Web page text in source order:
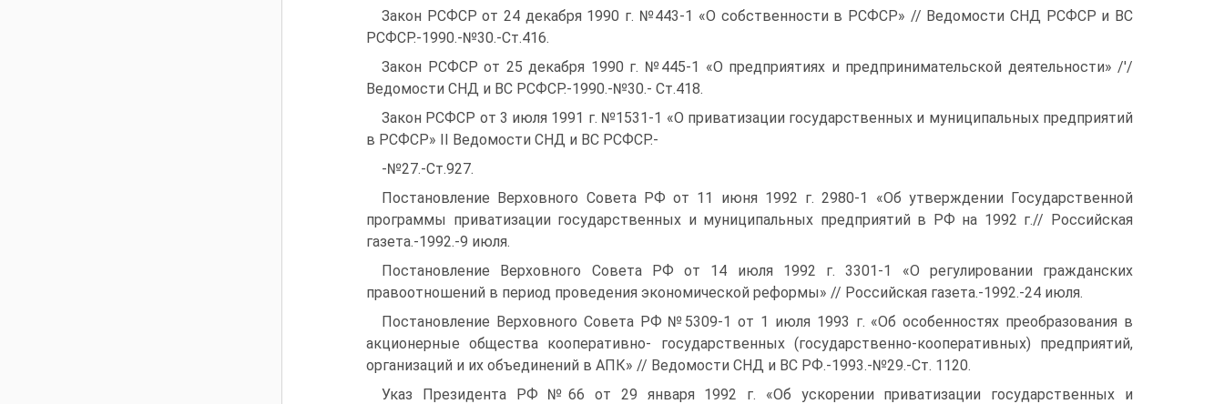
Закон РСФСР от 24 декабря 1990 г. №443-1 «О собственности в РСФСР» // Ведомости СНД РСФСР и ВС
РСФСР.-1990.-№30.-Ст.416.
Закон РСФСР от 25 декабря 1990 г. №445-1 «О предприятиях и предпринимательской деятельности» /'/
Ведомости СНД и ВС РСФСР.-1990.-№30.- Ст.418.
Закон РСФСР от 3 июля 1991 г. №1531-1 «О приватизации государственных и муниципальных предприятий
в РСФСР» II Ведомости СНД и ВС РСФСР.-
-№27.-Ст.927.
Постановление Верховного Совета РФ от 11 июня 1992 г. 2980-1 «Об утверждении Государственной
программы приватизации государственных и муниципальных предприятий в РФ на 1992 г.// Российская
газета.-1992.-9 июля.
Постановление Верховного Совета РФ от 14 июля 1992 г. 3301-1 «О регулировании гражданских
правоотношений в период проведения экономической реформы» // Российская газета.-1992.-24 июля.
Постановление Верховного Совета РФ №5309-1 от 1 июля 1993 г. «Об особенностях преобразования в
акционерные общества кооперативно- государственных (государственно-кооперативных) предприятий,
организаций и их объединений в АПК» // Ведомости СНД и ВС РФ.-1993.-№29.-Ст. 1120.
Указ Президента РФ №66 от 29 января 1992 г. «Об ускорении приватизации государственных и